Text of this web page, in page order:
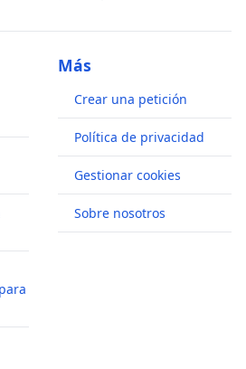
Más
Crear una petición
Política de privacidad
Gestionar cookies
Sobre nosotros